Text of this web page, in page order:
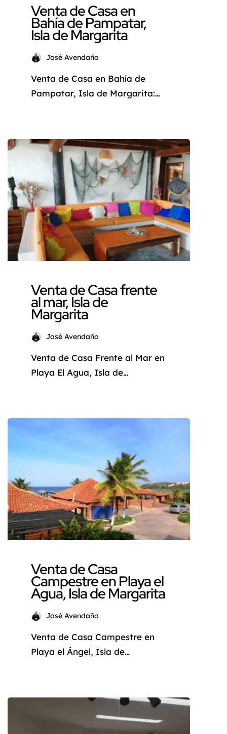
Venta de Casa en
Bahía de Pampatar,
Isla de Margarita
José Avendaño
Venta de Casa en Bahía de
Pampatar, Isla de Margarita:
paradisiaco, rodeado de belleza
natural y con acceso a todas las
comodidades que necesita? La
Isla de Margarita, conocida
como la «Perla del Caribe», le
ofrece esta oportunidad única
con esta encantadora casa
ubicada […]
Venta de Casa frente
al mar, Isla de
Margarita
José Avendaño
Venta de Casa Frente al Mar en
Playa El Agua, Isla de
cada mañana con el sonido de
de Margarita, conocida como la
«Perla del Caribe», le ofrece
esta oportunidad única con
esta excepcional casa […]
Venta de Casa
Campestre en Playa el
Agua, Isla de Margarita
José Avendaño
Venta de Casa Campestre en
Playa el Ángel, Isla de
de la ciudad y sumergirse en un
oasis de paz y tranquilidad